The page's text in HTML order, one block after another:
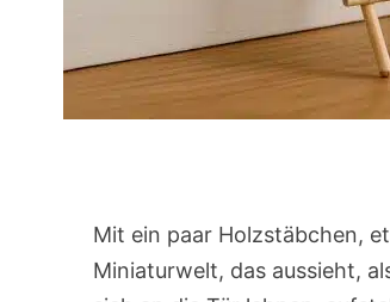
Mit ein paar Holzstäbchen,
Miniaturwelt, das aussieht,